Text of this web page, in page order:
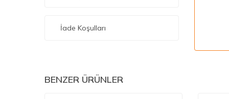
İade Koşulları
BENZER ÜRÜNLER